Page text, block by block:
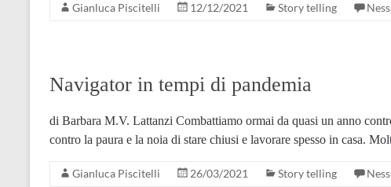
Gianluca Piscitelli 12/12/2021 Story telling
Navigator in tempi di pandemia
di Barbara M.V. Lattanzi Combattiamo ormai da quasi un anno
contro la paura e la noia di stare chiusi e lavorare spesso in casa.
Gianluca Piscitelli 26/03/2021 Story telling